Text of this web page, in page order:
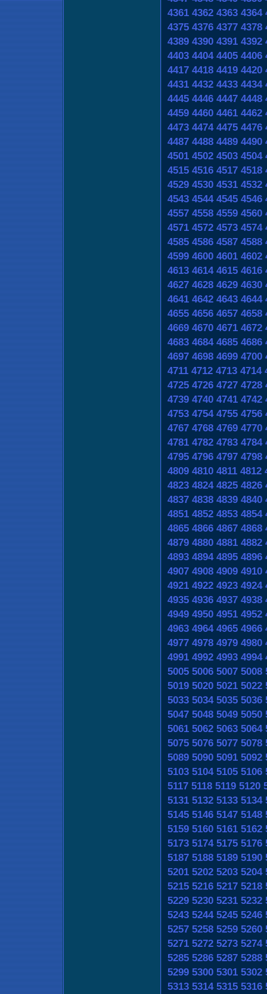
4361 4362 4363 4364
4375 4376 4377 4378
4389 4390 4391 4392
4403 4404 4405 4406
4417 4418 4419 4420
4431 4432 4433 4434
4445 4446 4447 4448
4459 4460 4461 4462
4473 4474 4475 4476
4487 4488 4489 4490
4501 4502 4503 4504
4515 4516 4517 4518
4529 4530 4531 4532
4543 4544 4545 4546
4557 4558 4559 4560
4571 4572 4573 4574
4585 4586 4587 4588
4599 4600 4601 4602
4613 4614 4615 4616
4627 4628 4629 4630
4641 4642 4643 4644
4655 4656 4657 4658
4669 4670 4671 4672
4683 4684 4685 4686
4697 4698 4699 4700
4711 4712 4713 4714
4725 4726 4727 4728
4739 4740 4741 4742
4753 4754 4755 4756
4767 4768 4769 4770
4781 4782 4783 4784
4795 4796 4797 4798
4809 4810 4811 4812
4823 4824 4825 4826
4837 4838 4839 4840
4851 4852 4853 4854
4865 4866 4867 4868
4879 4880 4881 4882
4893 4894 4895 4896
4907 4908 4909 4910
4921 4922 4923 4924
4935 4936 4937 4938
4949 4950 4951 4952
4963 4964 4965 4966
4977 4978 4979 4980
4991 4992 4993 4994
5005 5006 5007 5008
5019 5020 5021 5022
5033 5034 5035 5036
5047 5048 5049 5050
5061 5062 5063 5064
5075 5076 5077 5078
5089 5090 5091 5092
5103 5104 5105 5106
5117 5118 5119 5120
5131 5132 5133 5134
5145 5146 5147 5148
5159 5160 5161 5162
5173 5174 5175 5176
5187 5188 5189 5190
5201 5202 5203 5204
5215 5216 5217 5218
5229 5230 5231 5232
5243 5244 5245 5246
5257 5258 5259 5260
5271 5272 5273 5274
5285 5286 5287 5288
5299 5300 5301 5302
5313 5314 5315 5316